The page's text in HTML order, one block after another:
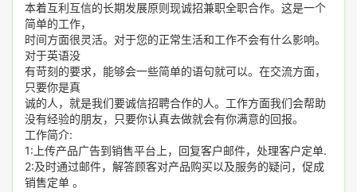
本着互利互信的长期发展原则现诚招兼职全职合作。这是一个
简单的工作，
时间方面很灵活。对于您的正常生活和工作不会有什么影响。
对于英语没
有苛刻的要求，能够会一些简单的语句就可以。在交流方面，
只要你是真
诚的人，就是我们要诚信招聘合作的人。工作方面我们会帮助
没有经验的朋友，只要你认真去做就会有你满意的回报。
工作简介:
1:上传产品广告到销售平台上，回复客户邮件，处理客户定单.
2:及时通过邮件，解答顾客对产品购买以及服务的疑问，促成
销售定单 。